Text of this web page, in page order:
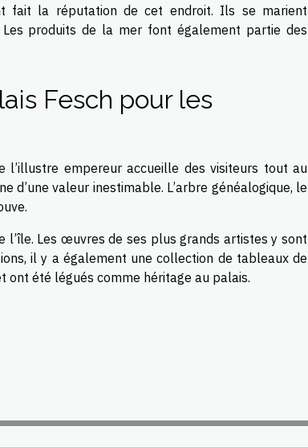
fait la réputation de cet endroit. Ils se marient
produits de la mer font également partie des
Fesch pour les
l’illustre empereur accueille des visiteurs tout au
d’une valeur inestimable. L’arbre généalogique, le
l’île. Les œuvres de ses plus grands artistes y sont
il y a également une collection de tableaux de
ont été légués comme héritage au palais.